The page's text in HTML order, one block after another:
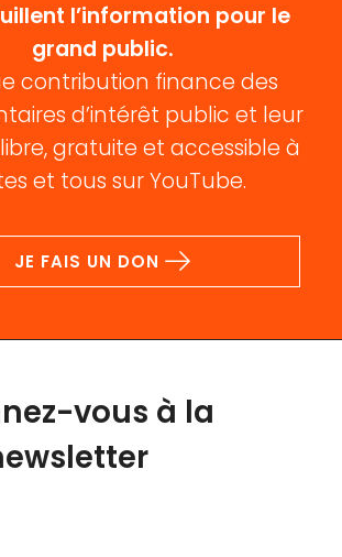
l’information pour le
grand public.
contribution finance des
d’intérêt public et leur
gratuite et accessible à
et tous sur YouTube.
JE FAIS UN DON
vous à la